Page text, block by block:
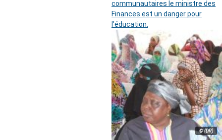
communautaires le ministre des
Finances est un danger pour
l’éducation.
© (DR)